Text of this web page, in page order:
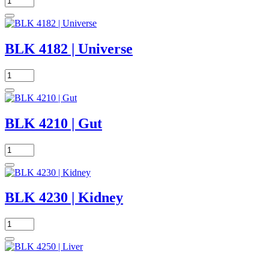
BLK 4182 | Universe
BLK 4210 | Gut
BLK 4230 | Kidney